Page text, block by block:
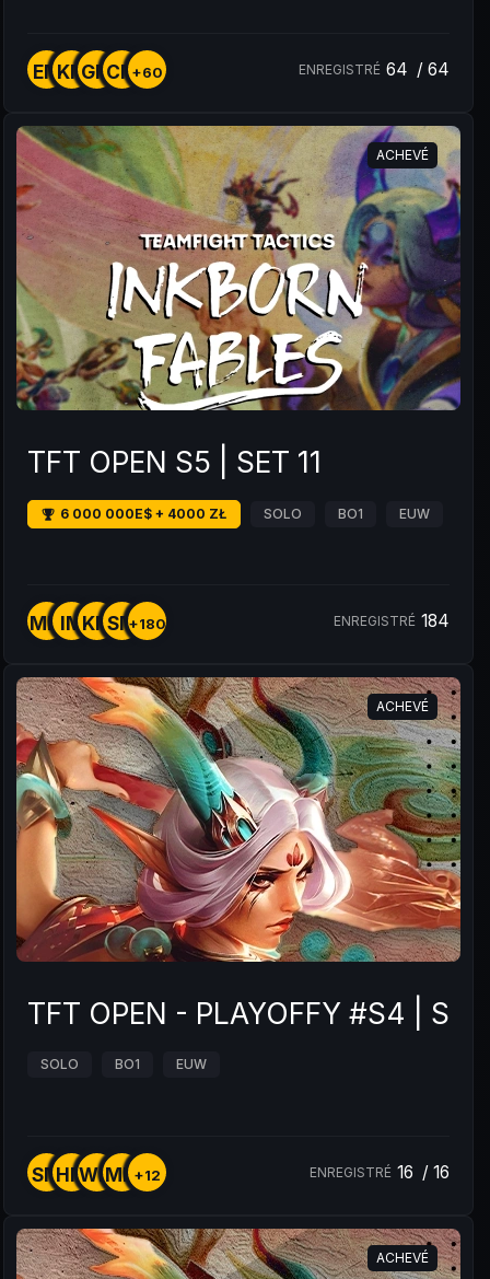
EMKMGMCM+60 ENREGISTRÉ 64 / 64
ACHEVÉ
TFT OPEN S5 | SET 11
6 000 000E$ + 4000 ZŁ SOLO BO1 EUW
MMIMKMSM+180 ENREGISTRÉ 184
ACHEVÉ
TFT OPEN - PLAYOFFY #S4 | SET
SOLO BO1 EUW
SMHMWMMM+12 ENREGISTRÉ 16 / 16
ACHEVÉ